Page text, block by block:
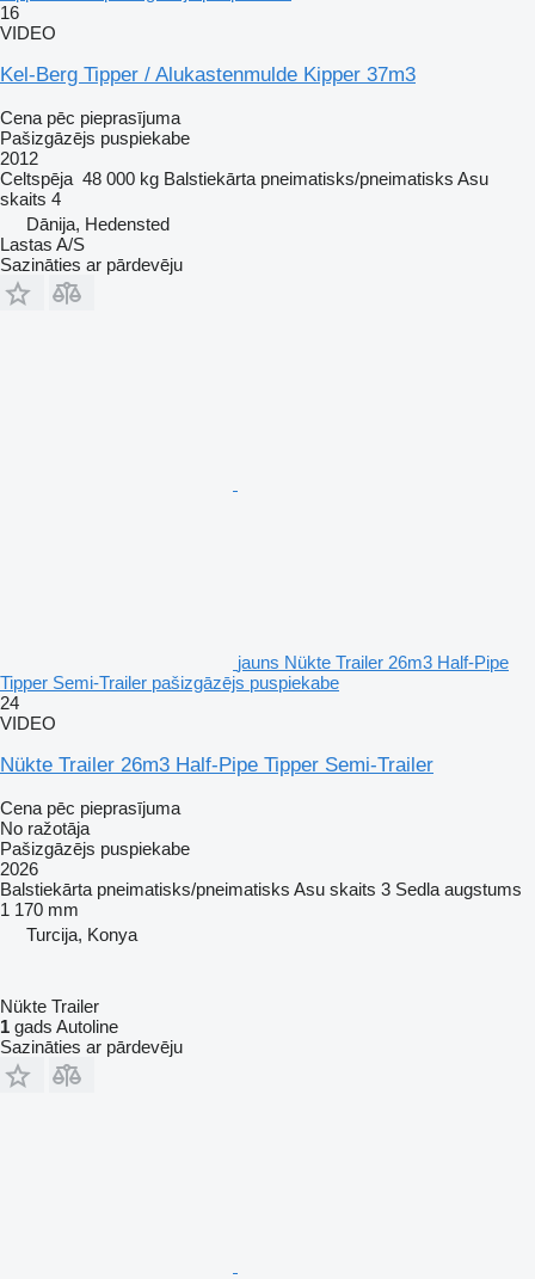
16
VIDEO
Kel-Berg Tipper / Alukastenmulde Kipper 37m3
Cena pēc pieprasījuma
Pašizgāzējs puspiekabe
2012
Celtspēja 48 000 kg Balstiekārta pneimatisks/pneimatisks Asu
skaits 4
Dānija, Hedensted
Lastas A/S
Sazināties ar pārdevēju
jauns Nükte Trailer 26m3 Half-Pipe
Tipper Semi-Trailer pašizgāzējs puspiekabe
24
VIDEO
Nükte Trailer 26m3 Half-Pipe Tipper Semi-Trailer
Cena pēc pieprasījuma
No ražotāja
Pašizgāzējs puspiekabe
2026
Balstiekārta pneimatisks/pneimatisks Asu skaits 3 Sedla augstums
1 170 mm
Turcija, Konya
Nükte Trailer
1 gads Autoline
Sazināties ar pārdevēju